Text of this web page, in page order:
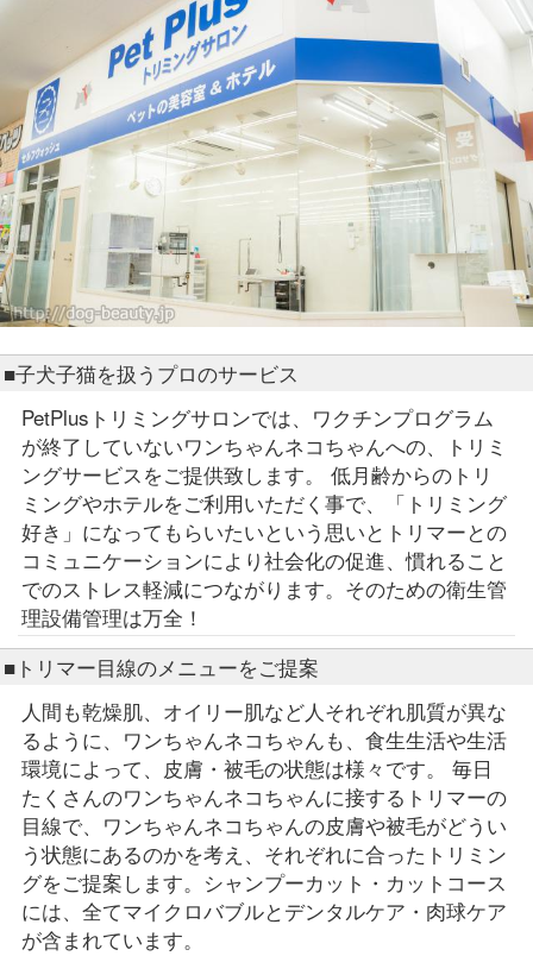
■子犬子猫を扱うプロのサービス
PetPlusトリミングサロンでは、ワクチンプログラム
が終了していないワンちゃんネコちゃんへの、トリミ
ングサービスをご提供致します。 低月齢からのトリ
ミングやホテルをご利用いただく事で、「トリミング
好き」になってもらいたいという思いとトリマーとの
コミュニケーションにより社会化の促進、慣れること
でのストレス軽減につながります。そのための衛生管
理設備管理は万全！
■トリマー目線のメニューをご提案
人間も乾燥肌、オイリー肌など人それぞれ肌質が異な
るように、ワンちゃんネコちゃんも、食生生活や生活
環境によって、皮膚・被毛の状態は様々です。 毎日
たくさんのワンちゃんネコちゃんに接するトリマーの
目線で、ワンちゃんネコちゃんの皮膚や被毛がどうい
う状態にあるのかを考え、それぞれに合ったトリミン
グをご提案します。シャンプーカット・カットコース
には、全てマイクロバブルとデンタルケア・肉球ケア
が含まれています。